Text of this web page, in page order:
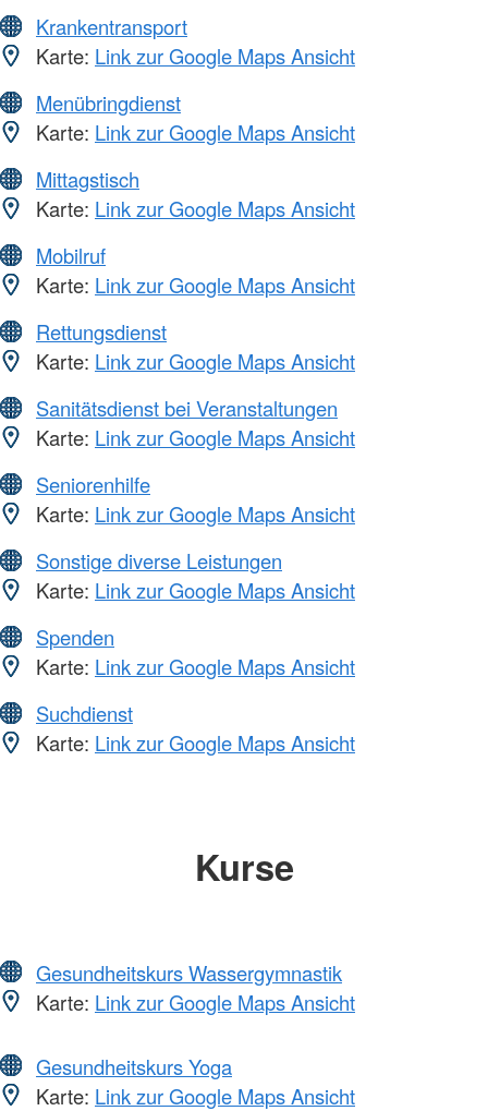
Krankentransport
Karte: Link zur Google Maps Ansicht
Menübringdienst
Karte: Link zur Google Maps Ansicht
Mittagstisch
Karte: Link zur Google Maps Ansicht
Mobilruf
Karte: Link zur Google Maps Ansicht
Rettungsdienst
Karte: Link zur Google Maps Ansicht
Sanitätsdienst bei Veranstaltungen
Karte: Link zur Google Maps Ansicht
Seniorenhilfe
Karte: Link zur Google Maps Ansicht
Sonstige diverse Leistungen
Karte: Link zur Google Maps Ansicht
Spenden
Karte: Link zur Google Maps Ansicht
Suchdienst
Karte: Link zur Google Maps Ansicht
Kurse
Gesundheitskurs Wassergymnastik
Karte: Link zur Google Maps Ansicht
Gesundheitskurs Yoga
Karte: Link zur Google Maps Ansicht